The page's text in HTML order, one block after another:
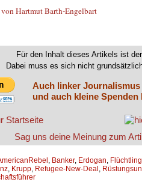
Hartmut Barth-Engelbart
Für den Inhalt dieses Artikels ist
Dabei muss es sich nicht
Auch linker
und auch kleine
, Banker, Erdogan,
, Krupp, Refugee-New-Deal ,